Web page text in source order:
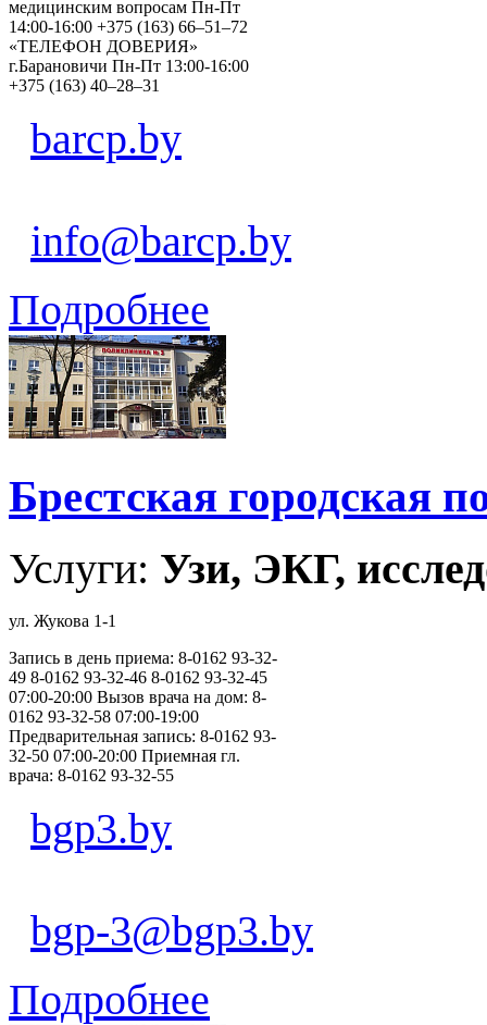
медицинским вопросам Пн-Пт
14:00-16:00 +375 (163) 66–51–72
«ТЕЛЕФОН ДОВЕРИЯ»
г.Барановичи Пн-Пт 13:00-16:00
+375 (163) 40–28–31
barcp.by
info@barcp.by
Подробнее
Брестская городская
Услуги: Узи, ЭКГ,
ул. Жукова 1-1
Запись в день приема: 8-0162 93-32-
49 8-0162 93-32-46 8-0162 93-32-45
07:00-20:00 Вызов врача на дом: 8-
0162 93-32-58 07:00-19:00
Предварительная запись: 8-0162 93-
32-50 07:00-20:00 Приемная гл.
врача: 8-0162 93-32-55
bgp3.by
bgp-3@bgp3.by
Подробнее